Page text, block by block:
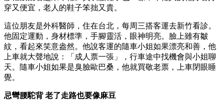
穿又便宜，老人的鞋子笨拙又貴。
這位朋友是外科醫師，住在台北，每周三搭客運去新竹看診。
他固定運動，身材標準，手腳靈活，眼神明亮。臉上雖有皺
紋，看起來笑意盎然。他說客運的隨車小姐如果漂亮和善，他
上車就大聲地說：「成人票一張」，行車途中找機會與小姐聊
天。隨車小姐如果是臭臉歐巴桑，他就買敬老票，上車閉眼睡
覺。
忌彎腰駝背老了走路也要像麻豆